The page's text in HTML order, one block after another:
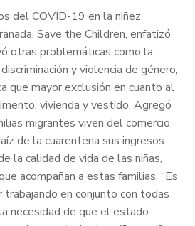
del COVID-19 en la niñez
Save the Children, enfatizó
otras problemáticas como la
y violencia de género,
que mayor exclusión en cuanto al
vivienda y vestido. Agregó
migrantes viven del comercio
de la cuarentena sus ingresos
la calidad de vida de las niñas,
acompañan a estas familias. “Es
en conjunto con todas
necesidad de que el estado